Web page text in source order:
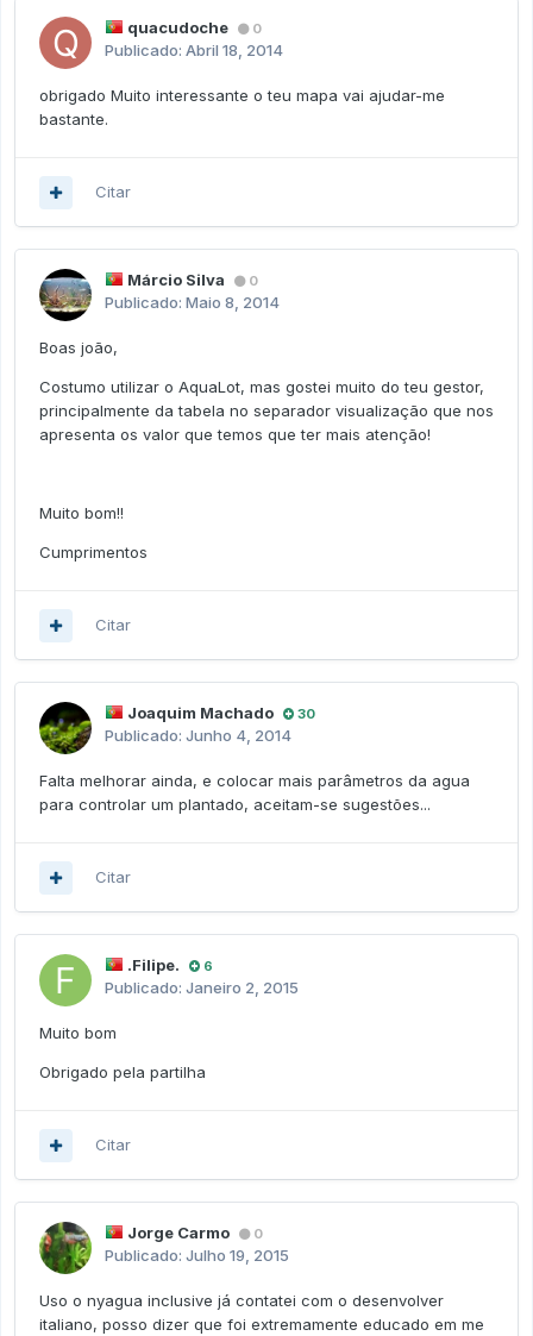
quacudoche 0
Publicado: Abril 18, 2014
obrigado Muito interessante o teu mapa vai ajudar-me
bastante.
Citar
Márcio Silva 0
Publicado: Maio 8, 2014
Boas joão,
Costumo utilizar o AquaLot, mas gostei muito do teu gestor,
principalmente da tabela no separador visualização que nos
apresenta os valor que temos que ter mais atenção!
Muito bom!!
Cumprimentos
Citar
Joaquim Machado 30
Publicado: Junho 4, 2014
Falta melhorar ainda, e colocar mais parâmetros da agua
para controlar um plantado, aceitam-se sugestões...
Citar
.Filipe. 6
Publicado: Janeiro 2, 2015
Muito bom
Obrigado pela partilha
Citar
Jorge Carmo 0
Publicado: Julho 19, 2015
Uso o nyagua inclusive já contatei com o desenvolver
italiano, posso dizer que foi extremamente educado em me